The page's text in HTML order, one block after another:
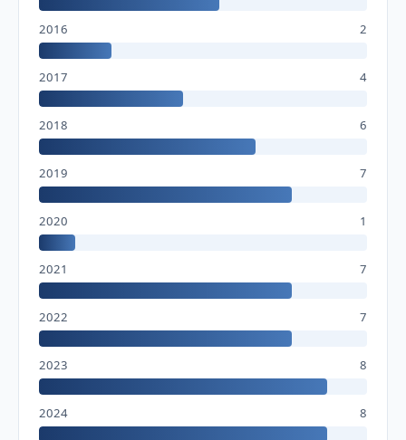
2016 2
2017 4
2018 6
2019 7
2020 1
2021 7
2022 7
2023 8
2024 8